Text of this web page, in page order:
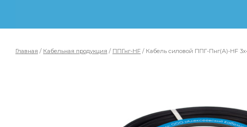
Главная / Кабельная продукция / ППГнг-HF / Кабель силовой ППГ-Пнг(А)-HF